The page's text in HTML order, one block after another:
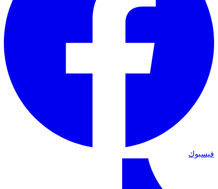
فيسبوك